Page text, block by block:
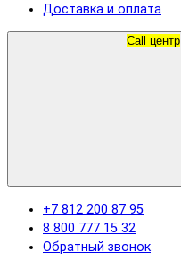
Доставка и оплата
Call центр
+7 812 200 87 95
8 800 777 15 32
Обратный звонок